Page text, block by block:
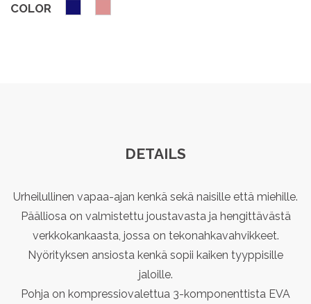
COLOR
DETAILS
Urheilullinen vapaa-ajan kenkä sekä naisille että miehille.
Päälliosa on valmistettu joustavasta ja hengittävästä
verkkokankaasta, jossa on tekonahkavahvikkeet.
Nyörityksen ansiosta kenkä sopii kaiken tyyppisille
jaloille.
Pohja on kompressiovalettua 3-komponenttista EVA